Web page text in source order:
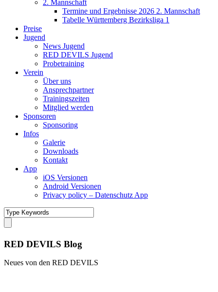
2. Mannschaft
Termine und Ergebnisse 2026 2. Mannschaft
Tabelle Württemberg Bezirksliga 1
Preise
Jugend
News Jugend
RED DEVILS Jugend
Probetraining
Verein
Über uns
Ansprechpartner
Trainingszeiten
Mitglied werden
Sponsoren
Sponsoring
Infos
Galerie
Downloads
Kontakt
App
iOS Versionen
Android Versionen
Privacy policy – Datenschutz App
RED DEVILS Blog
Neues von den RED DEVILS